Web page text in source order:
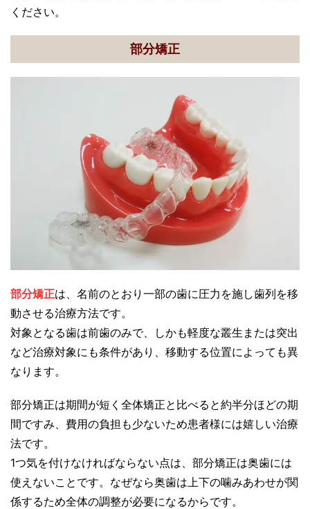
ください。
部分矯正
部分矯正は、名前のとおり一部の歯に圧力を施し歯列を移
動させる治療方法です。
対象となる歯は前歯のみで、しかも軽度な叢生または突出
など治療対象にも条件があり、移動する位置によっても異
なります。
部分矯正は期間が短く全体矯正と比べると約半分ほどの期
間ですみ、費用の負担も少ないため患者様には嬉しい治療
法です。
1つ気を付けなければならない点は、部分矯正は奥歯には
使えないことです。なぜなら奥歯は上下の噛みあわせが関
係するため全体の調整が必要になるからです。